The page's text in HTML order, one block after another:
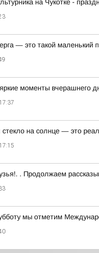
на Чукотке -
— это такой маленький
моменты вчерашнего
на солнце — это
. Продолжаем
мы отметим